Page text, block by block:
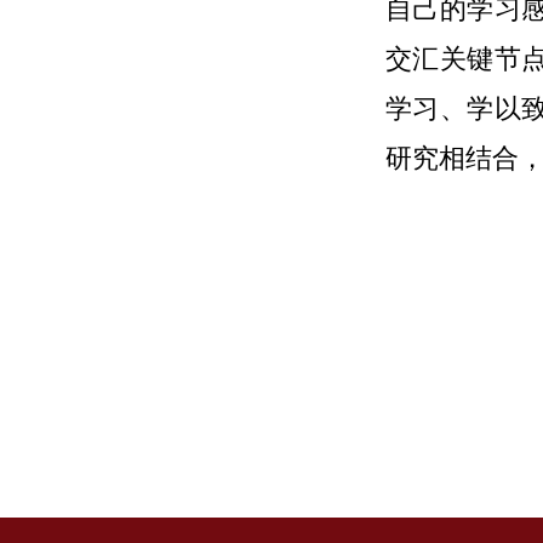
自己的学习
交汇关键节
学习、学以
研究相结合